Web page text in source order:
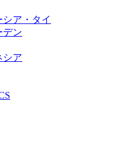
ア・タイ
デン
シア